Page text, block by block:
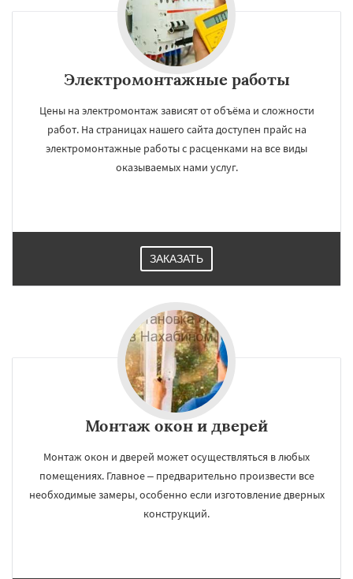
Электромонтажные работы
Цены на электромонтаж зависят от объёма и сложности
работ. На страницах нашего сайта доступен прайс на
электромонтажные работы с расценками на все виды
оказываемых нами услуг.
ЗАКАЗАТЬ
Монтаж окон и дверей
Монтаж окон и дверей может осуществляться в любых
помещениях. Главное – предварительно произвести все
необходимые замеры, особенно если изготовление дверных
конструкций.